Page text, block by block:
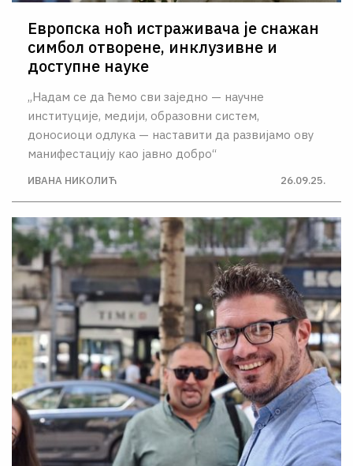
Европска ноћ истраживача је снажан
симбол отворене, инклузивне и
доступне науке
„Надам се да ћемо сви заједно — научне
институције, медији, образовни систем,
доносиоци одлука — наставити да развијамо ову
манифестацију као јавно добро“
ИВАНА НИКОЛИЋ 26.09.25.